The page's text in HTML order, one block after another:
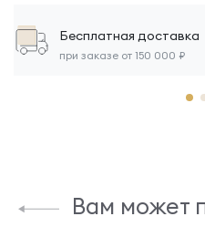
Бесплатная доставка
при заказе от 150 000 ₽
Вам может